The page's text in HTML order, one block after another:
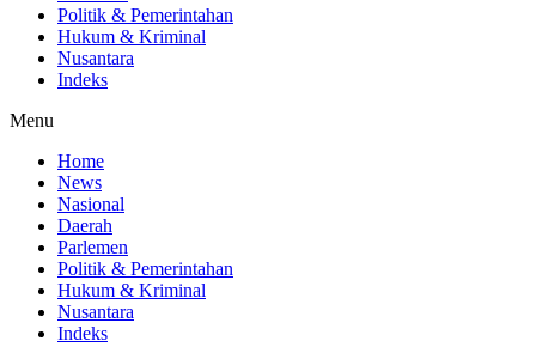
Politik & Pemerintahan
Hukum & Kriminal
Nusantara
Indeks
Menu
Home
News
Nasional
Daerah
Parlemen
Politik & Pemerintahan
Hukum & Kriminal
Nusantara
Indeks